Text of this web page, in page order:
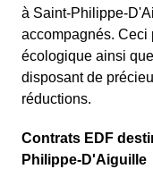
à Saint-Philippe-
accompagnés. Ceci
écologique ainsi
disposant de
réductions.
Contrats EDF
Philippe-D'Aiguille